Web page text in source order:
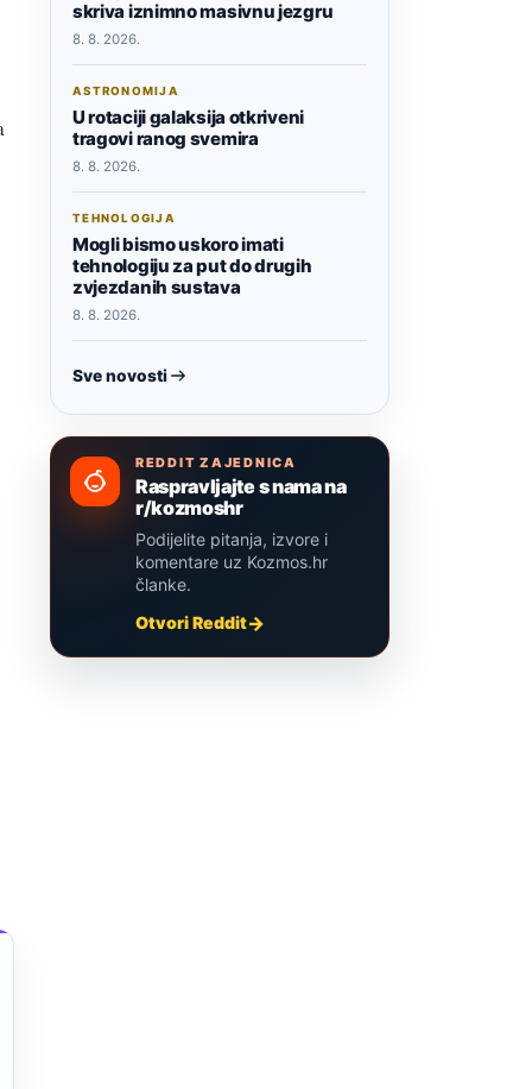
skriva iznimno masivnu jezgru
8. 8. 2026.
ASTRONOMIJA
U rotaciji galaksija otkriveni
tragovi ranog svemira
8. 8. 2026.
TEHNOLOGIJA
Mogli bismo uskoro imati
tehnologiju za put do drugih
zvjezdanih sustava
8. 8. 2026.
Sve novosti
REDDIT ZAJEDNICA
Raspravljajte s nama na
r/kozmoshr
Podijelite pitanja, izvore i
komentare uz Kozmos.hr
članke.
Otvori Reddit